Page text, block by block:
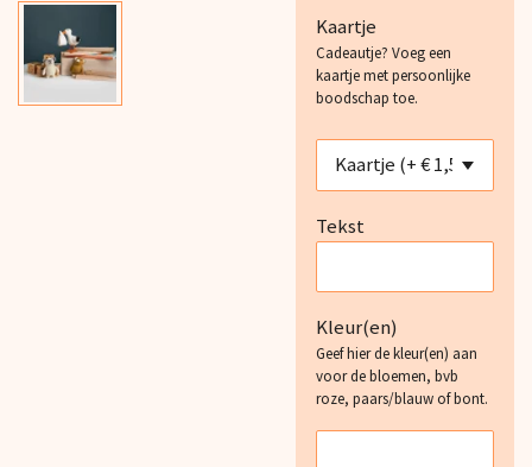
Kaartje
Cadeautje? Voeg een
kaartje met persoonlijke
boodschap toe.
Tekst
Kleur(en)
Geef hier de kleur(en) aan
voor de bloemen, bvb
roze, paars/blauw of bont.